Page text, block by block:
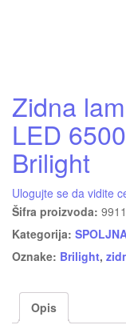
Zidna
LED
Brilight
Ulogujte se da vidite
Šifra proizvoda:
Kategorija:
Oznake: Brilight,
Opis